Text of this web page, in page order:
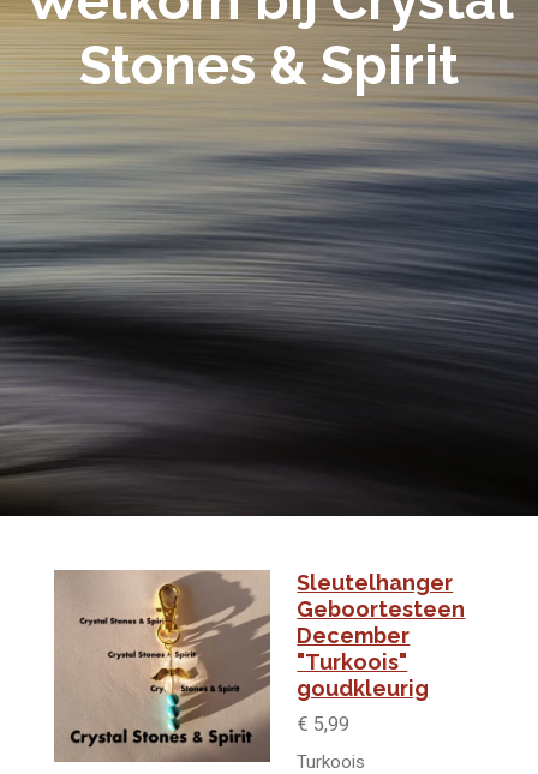
Stones & Spirit
Sleutelhanger
Geboortesteen
December
"Turkoois"
goudkleurig
€ 5,99
Turkoois